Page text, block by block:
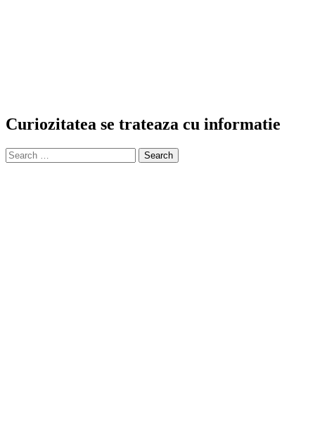
Curiozitatea se trateaza cu informatie
Search
for: